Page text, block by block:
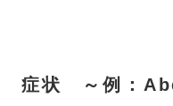
症状 ～例：